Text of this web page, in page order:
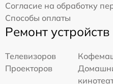
Согласие на обработку
Способы оплаты
Ремонт устройств
Телевизоров
Проекторов